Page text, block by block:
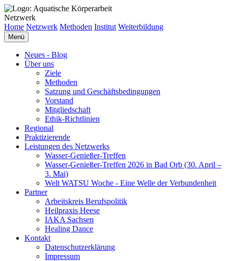
Netzwerk
Home Netzwerk Methoden Institut Weiterbildung
Menü
Neues - Blog
Über uns
Ziele
Methoden
Satzung und Geschäftsbedingungen
Vorstand
Mitgliedschaft
Ethik-Richtlinien
Regional
Praktizierende
Leistungen des Netzwerks
Wasser-Genießer-Treffen
Wasser-Genießer-Treffen 2026 in Bad Orb (30. April –
3. Mai)
Welt WATSU Woche - Eine Welle der Verbundenheit
Partner
Arbeitskreis Berufspolitik
Heilpraxis Heese
IAKA Sachsen
Healing Dance
Kontakt
Datenschutzerklärung
Impressum